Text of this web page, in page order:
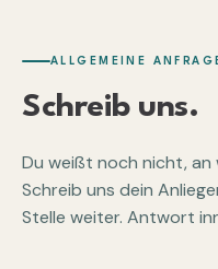
ALLGEMEINE
Schreib uns.
Du weißt noch nicht,
Schreib uns dein
Stelle weiter. Antwort